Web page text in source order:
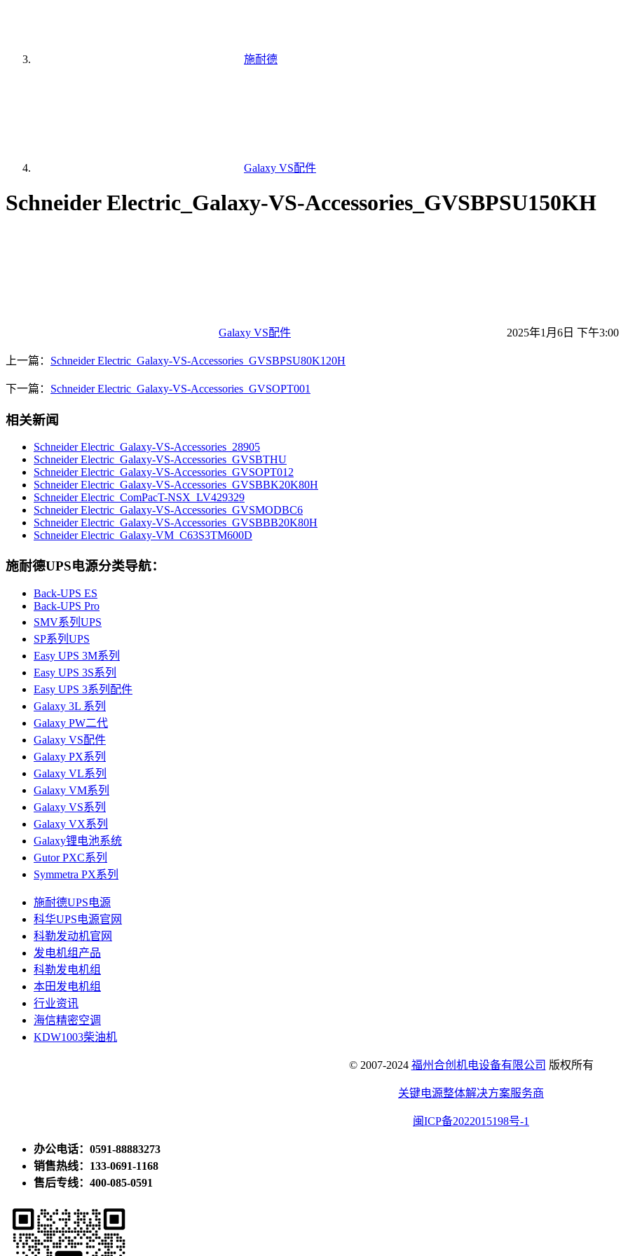
施耐德
Galaxy VS配件
Schneider Electric_Galaxy-VS-Accessories_GVSBPSU150KH
Galaxy VS配件 2025年1月6日 下午3:00
上一篇： Schneider Electric_Galaxy-VS-Accessories_GVSBPSU80K120H
下一篇： Schneider Electric_Galaxy-VS-Accessories_GVSOPT001
相关新闻
Schneider Electric_Galaxy-VS-Accessories_28905
Schneider Electric_Galaxy-VS-Accessories_GVSBTHU
Schneider Electric_Galaxy-VS-Accessories_GVSOPT012
Schneider Electric_Galaxy-VS-Accessories_GVSBBK20K80H
Schneider Electric_ComPacT-NSX_LV429329
Schneider Electric_Galaxy-VS-Accessories_GVSMODBC6
Schneider Electric_Galaxy-VS-Accessories_GVSBBB20K80H
Schneider Electric_Galaxy-VM_C63S3TM600D
施耐德UPS电源分类导航：
Back-UPS ES
Back-UPS Pro
SMV系列UPS
SP系列UPS
Easy UPS 3M系列
Easy UPS 3S系列
Easy UPS 3系列配件
Galaxy 3L 系列
Galaxy PW二代
Galaxy VS配件
Galaxy PX系列
Galaxy VL系列
Galaxy VM系列
Galaxy VS系列
Galaxy VX系列
Galaxy锂电池系统
Gutor PXC系列
Symmetra PX系列
施耐德UPS电源
科华UPS电源官网
科勒发动机官网
发电机组产品
科勒发电机组
本田发电机组
行业资讯
海信精密空调
KDW1003柴油机
© 2007-2024 福州合创机电设备有限公司 版权所有
关键电源整体解决方案服务商
闽ICP备2022015198号-1
办公电话：0591-88883273
销售热线：133-0691-1168
售后专线：400-085-0591